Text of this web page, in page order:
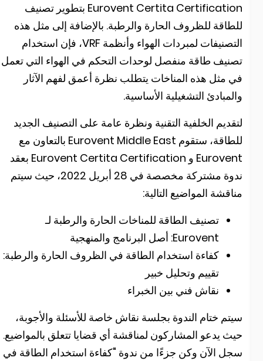
Eurovent Certita Certification بتطوير تصنيف
للظروف الحارة والرطبة. بالإضافة إلى مثل هذه
التصنيفات لمبردات الهواء وأنظمة VRF، فإن استخدام
طاقة منفصل لوحدات التحكم في الهواء التي تعمل
مثل هذه المناخات يتطلب نظرة أعمق لفهم الآثار
التشغيلية الأساسية.
الخلفية التقنية ونظرة عامة على التصنيف الجديد
للطاقة، ستقوم Eurovent Middle East بالتعاون مع
Eurovent و Eurovent Certita Certification بعقد
ندوة مشتركة مخصصة في 28 أبريل 2022، حيث سيتم
المواضيع التالية:
تصنيف الطاقة للمناخات الحارة والرطبة لـ
Eurovent: أصل البرنامج والمنهجية
كفاءة استخدام الطاقة في الظروف الحارة والرطبة:
تقييم وتحليل خبير
نقاش فني بين الخبراء
ختام الندوة بجلسة نقاش خاصة للأسئلة والأجوبة،
يدعو المشاركون لمناقشة أي قضايا تتعلق بالمواضيع.
الآن وكن جزءًا من ندوة "كفاءة استخدام الطاقة في